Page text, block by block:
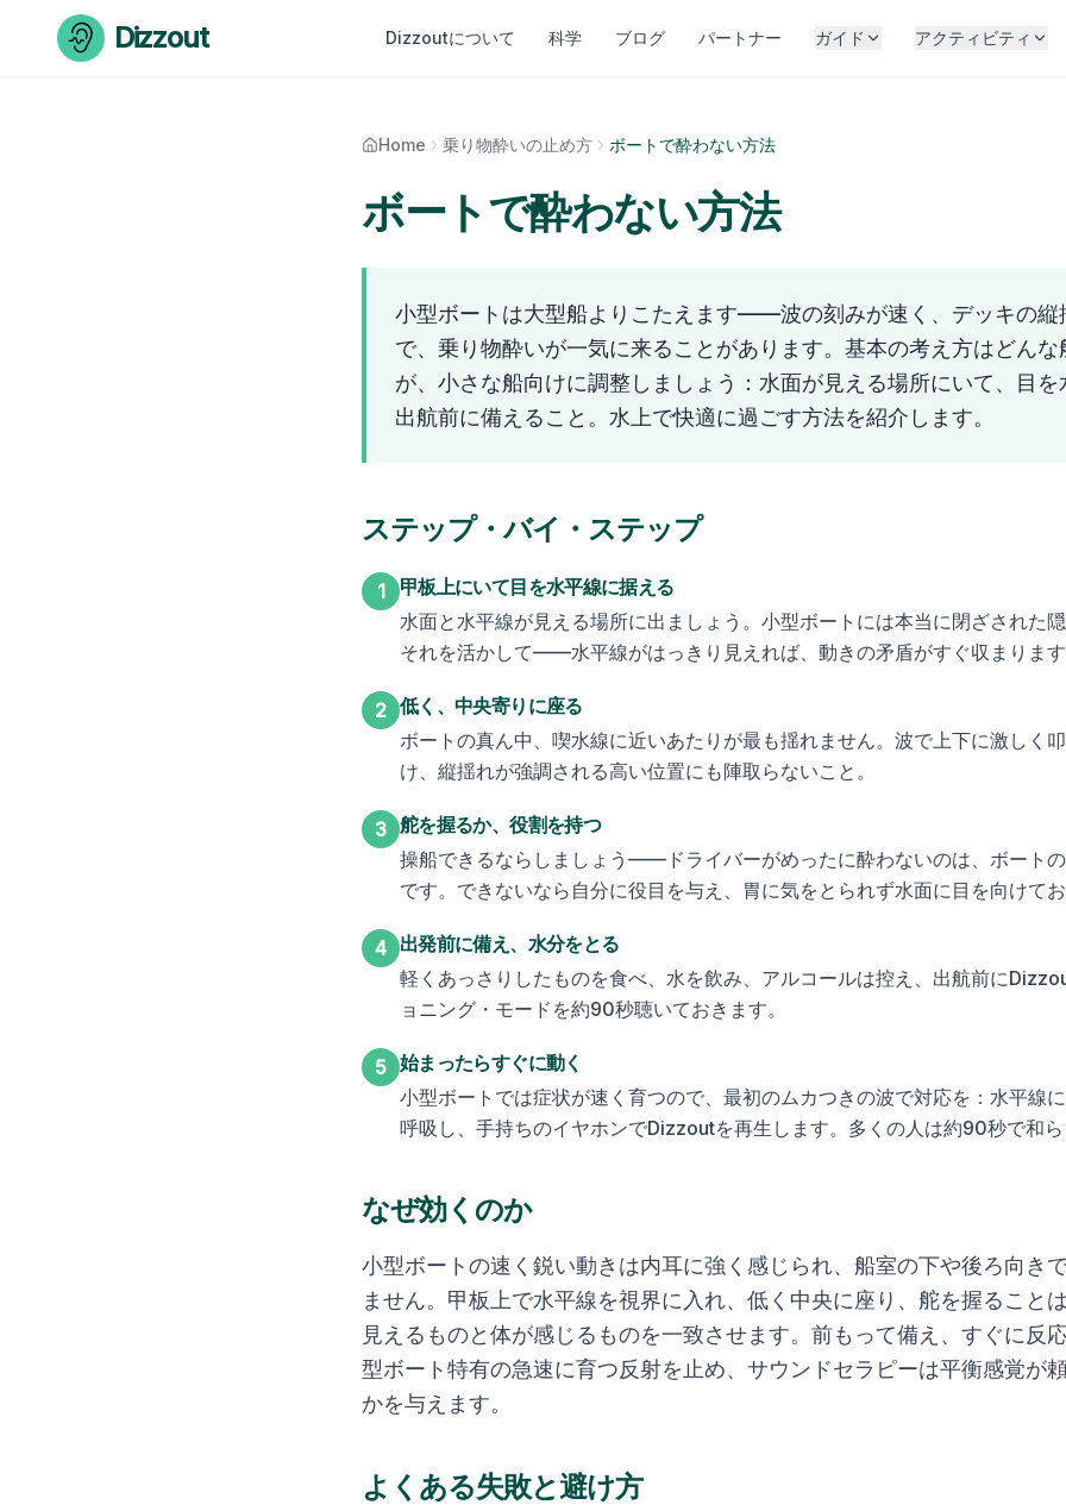
Skip to content
Dizzout Dizzoutについて 科学 ブログ パートナー ガイド アクティビティ
Home 乗り物酔いの止め方 ボートで酔わない方法
ボートで酔わない方法
小型ボートは大型船よりこたえます——波の刻みが速く、デッキの縦
で、乗り物酔いが一気に来ることがあります。基本の考え方はどんな
が、小さな船向けに調整しましょう：水面が見える場所にいて、目を
出航前に備えること。水上で快適に過ごす方法を紹介します。
ステップ・バイ・ステップ
1
甲板上にいて目を水平線に据える
水面と水平線が見える場所に出ましょう。小型ボートには本当に閉ざされた隠
それを活かして——水平線がはっきり見えれば、動きの矛盾がすぐ収まります
2 低く、中央寄りに座る
ボートの真ん中、喫水線に近いあたりが最も揺れません。波で上下に激しく
け、縦揺れが強調される高い位置にも陣取らないこと。
3 舵を握るか、役割を持つ
操船できるならしましょう——ドライバーがめったに酔わないのは、ボート
です。できないなら自分に役目を与え、胃に気をとられず水面に目を向けてお
4 出発前に備え、水分をとる
軽くあっさりしたものを食べ、水を飲み、アルコールは控え、出航前に
ョニング・モードを約90秒聴いておきます。
5 始まったらすぐに動く
小型ボートでは症状が速く育つので、最初のムカつきの波で対応を：水平線
呼吸し、手持ちのイヤホンでDizzoutを再生します。多くの人は約90秒で和ら
なぜ効くのか
小型ボートの速く鋭い動きは内耳に強く感じられ、船室の下や後ろ向き
ません。甲板上で水平線を視界に入れ、低く中央に座り、舵を握ること
見えるものと体が感じるものを一致させます。前もって備え、すぐに反
型ボート特有の急速に育つ反射を止め、サウンドセラピーは平衡感覚が
かを与えます。
よくある失敗と避け方